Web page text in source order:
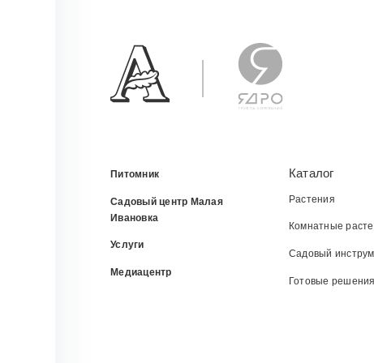
Питомник
Садовый центр Малая
Ивановка
Услуги
Медиацентр
Каталог
Растения
Комнатные
Садовый
Готовые решения